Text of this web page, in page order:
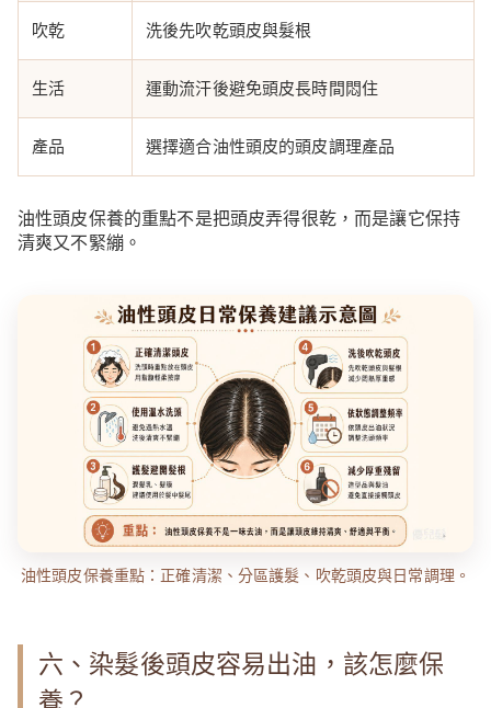
吹乾 洗後先吹乾頭皮與髮根
生活 運動流汗後避免頭皮長時間悶住
產品 選擇適合油性頭皮的頭皮調理產品
油性頭皮保養的重點不是把頭皮弄得很乾，而是讓它保持
清爽又不緊繃。
油性頭皮保養重點：正確清潔、分區護髮、吹乾頭皮與日常調理。
六、染髮後頭皮容易出油，該怎麼保
養？